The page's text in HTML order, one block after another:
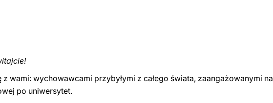
wami: wychowawcami przybyłymi z całego świata, zaangażowanymi na
po uniwersytet.